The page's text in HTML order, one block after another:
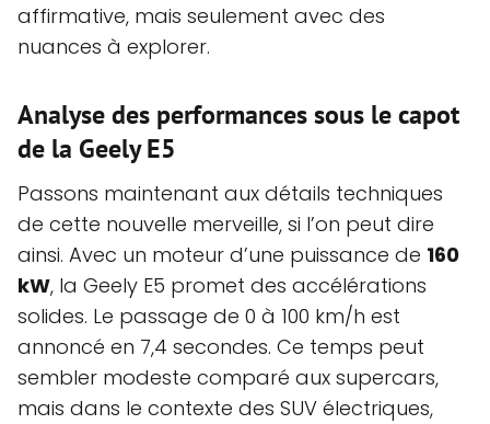
affirmative, mais seulement avec des
nuances à explorer.
Analyse des performances sous le capot
de la Geely E5
Passons maintenant aux détails techniques
de cette nouvelle merveille, si l’on peut dire
ainsi. Avec un moteur d’une puissance de 160
kW, la Geely E5 promet des accélérations
solides. Le passage de 0 à 100 km/h est
annoncé en 7,4 secondes. Ce temps peut
sembler modeste comparé aux supercars,
mais dans le contexte des SUV électriques,